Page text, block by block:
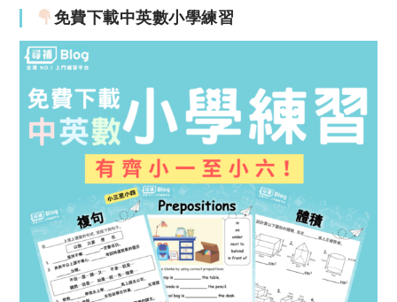
免費下載中英數小學練習